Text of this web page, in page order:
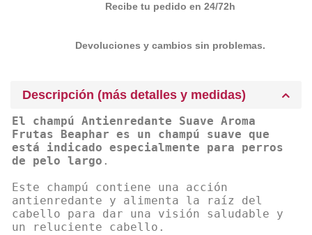
Recibe tu pedido en 24/72h
Devoluciones y cambios sin problemas.
Descripción (más detalles y medidas)
El champú Antienredante Suave Aroma
Frutas Beaphar es un champú suave que
está indicado especialmente para perros
de pelo largo .
Este champú contiene una acción
antienredante y alimenta la raíz del
cabello para dar una visión saludable y
un reluciente cabello.